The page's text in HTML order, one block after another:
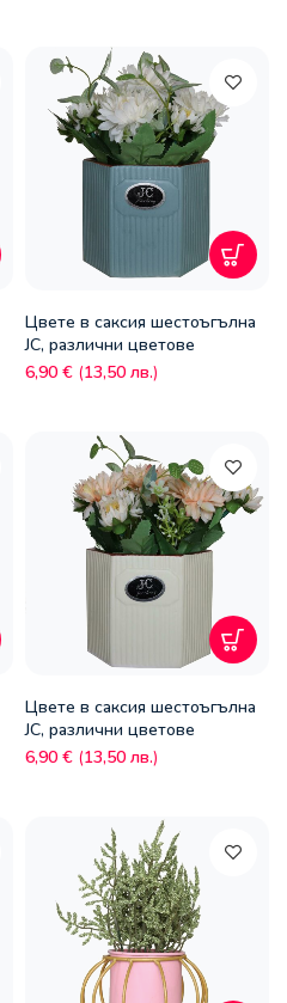
Цвете в саксия шестоъгълна
JC, различни цветове
6,90 € (13,50 лв.)
Цвете в саксия шестоъгълна
JC, различни цветове
6,90 € (13,50 лв.)